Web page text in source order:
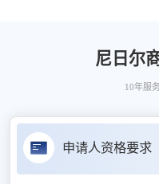
尼日尔
10年服
申请人资格要求